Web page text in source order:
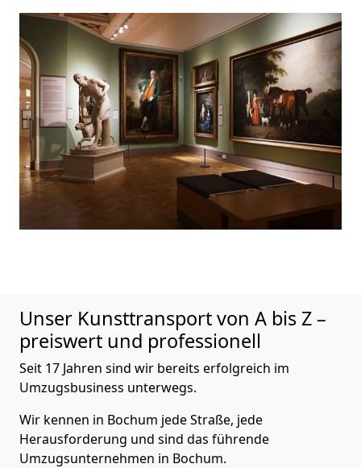
Unser Kunsttransport von A bis Z –
preiswert und professionell
Seit 17 Jahren sind wir bereits erfolgreich im
Umzugsbusiness unterwegs.
Wir kennen in Bochum jede Straße, jede
Herausforderung und sind das führende
Umzugsunternehmen in Bochum.